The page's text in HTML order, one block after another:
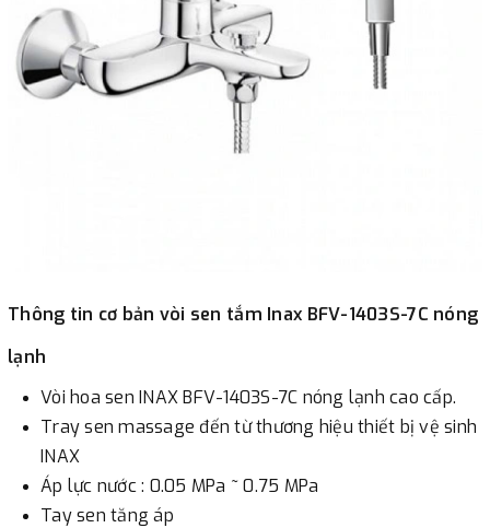
Thông tin cơ bản vòi sen tắm Inax BFV-1403S-7C nóng
lạnh
Vòi hoa sen INAX BFV-1403S-7C nóng lạnh cao cấp.
Tray sen massage đến từ thương hiệu thiết bị vệ sinh
INAX
Áp lực nước : 0.05 MPa ~ 0.75 MPa
Tay sen tăng áp